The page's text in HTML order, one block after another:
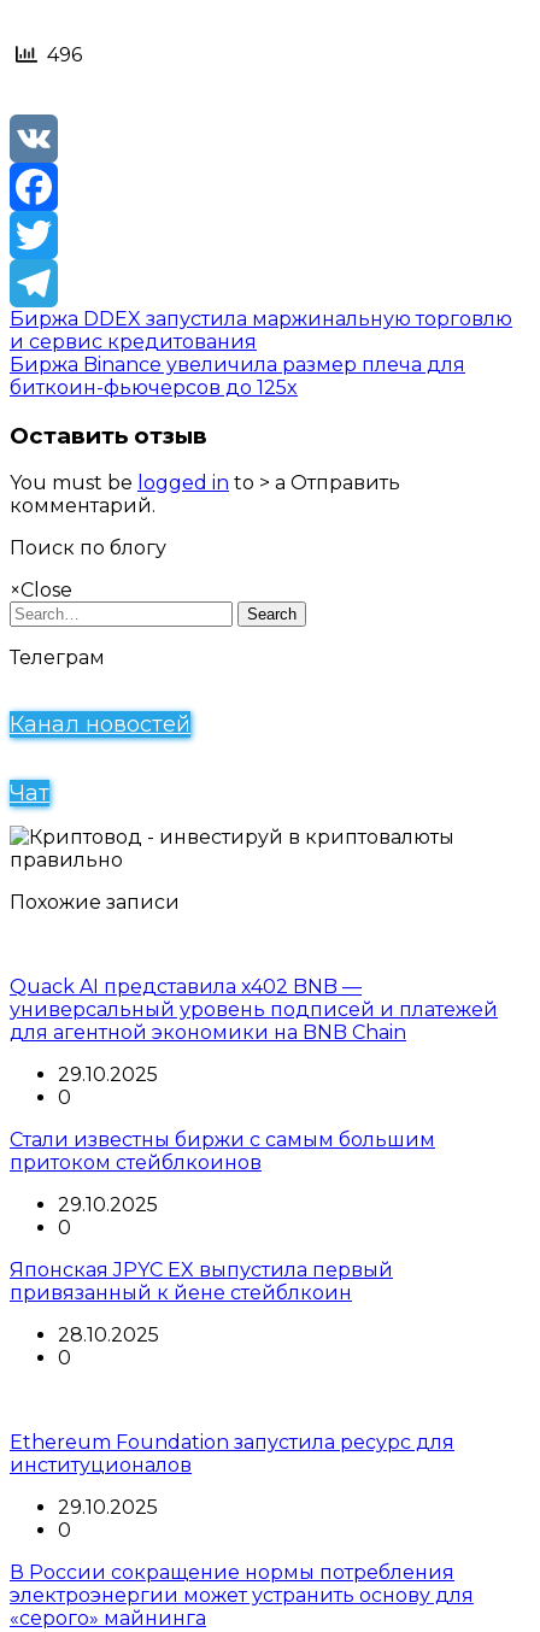
496
VK
Facebook
Twitter
Telegram
Биржа DDEX запустила маржинальную торговлю
и сервис кредитования
Биржа Binance увеличила размер плеча для
биткоин-фьючерсов до 125x
Оставить отзыв
You must be logged in to > a Отправить
комментарий.
Поиск по блогу
×Close
Search
Телеграм
Канал новостей
Чат
Похожие записи
Quack AI представила x402 BNB —
универсальный уровень подписей и платежей
для агентной экономики на BNB Chain
29.10.2025
0
Стали известны биржи с самым большим
притоком стейблкоинов
29.10.2025
0
Японская JPYC EX выпустила первый
привязанный к йене стейблкоин
28.10.2025
0
Ethereum Foundation запустила ресурс для
институционалов
29.10.2025
0
В России сокращение нормы потребления
электроэнергии может устранить основу для
«серого» майнинга